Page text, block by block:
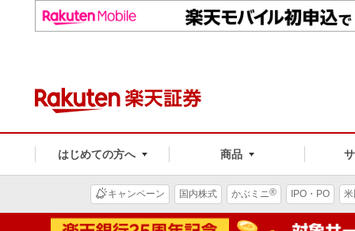
はじめての方へ 商品
キャンペーン 国内株式 かぶミニ® IPO・PO